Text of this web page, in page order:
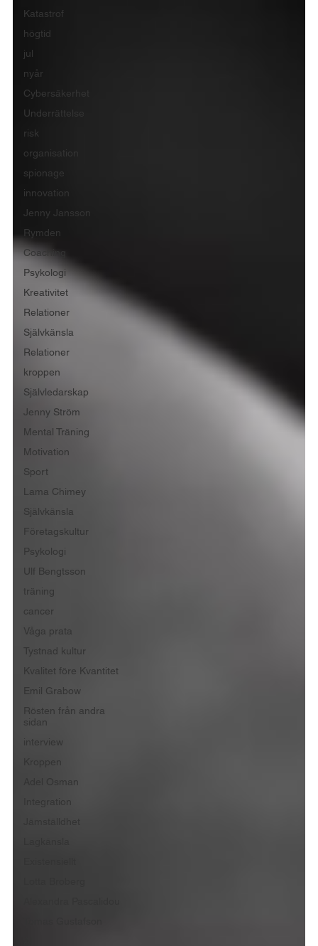
Katastrof
högtid
jul
nyår
Cybersäkerhet
Underrättelse
risk
organisation
spionage
innovation
Jenny Jansson
Rymden
Coaching
Psykologi
Kreativitet
Relationer
Självkänsla
Relationer
kroppen
Självledarskap
Jenny Ström
Mental Träning
Motivation
Sport
Lama Chimey
Självkänsla
Företagskultur
Psykologi
Ulf Bengtsson
träning
cancer
Våga prata
Tystnad kultur
Kvalitet före Kvantitet
Emil Grabow
Rösten från andra
sidan
interview
Adel Osman